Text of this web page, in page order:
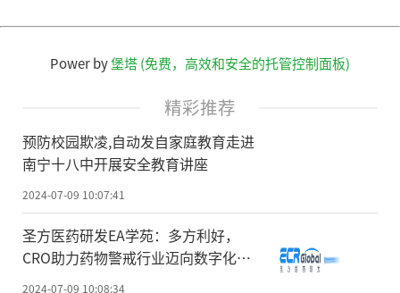
Power by堡塔 (免费，高效和安全的托管控制面板)
精彩推荐
预防校‬园欺凌,自动发自家庭教育‬走进
南宁十八中开展安全教育讲座
2024-07-09 10:07:41
圣方医药研发EA学苑：多方利好，
CRO助力药物警戒行业迈向数字化新
时代
2024-07-09 10:08:34